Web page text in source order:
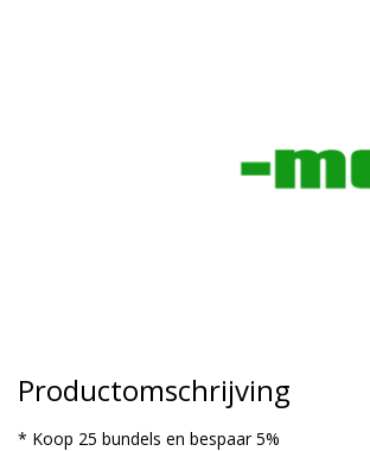
Productomschrijving
* Koop 25 bundels en bespaar 5%